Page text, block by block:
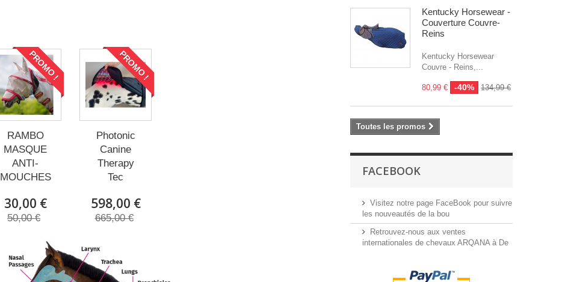
PROMO !
RAMBO
MASQUE
ANTI-
MOUCHES
30,00 €
50,00 €
PROMO !
Photonic
Canine
Therapy
Tec
598,00 €
665,00 €
Kentucky Horsewear -
Couverture Couvre-
Reins
Kentucky Horsewear
Couvre - Reins,...
80,99 € -40% 134,99 €
Toutes les promos
FACEBOOK
Visitez notre page FaceBook pour suivre
les nouveautés de la bou
Retrouvez-nous aux ventes
internationales de chevaux ARQANA à De